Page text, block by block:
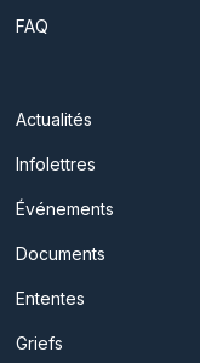
FAQ
Actualités
Infolettres
Événements
Documents
Ententes
Griefs